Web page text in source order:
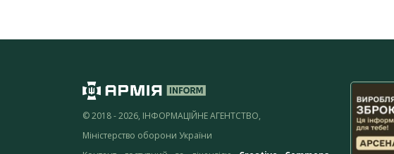
© 2018 - 2026, ІНФОРМАЦІЙНЕ АГЕНТСТВО,
Міністерство оборони України